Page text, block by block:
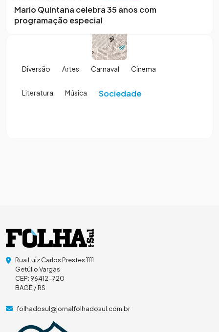
Mario Quintana celebra 35 anos com
programação especial
Diversão Artes Carnaval Cinema
Literatura Música Sociedade
Rua Luiz Carlos Prestes 1111
Getúlio Vargas
CEP: 96412-720
BAGÉ / RS
folhadosul@jornalfolhadosul.com.br